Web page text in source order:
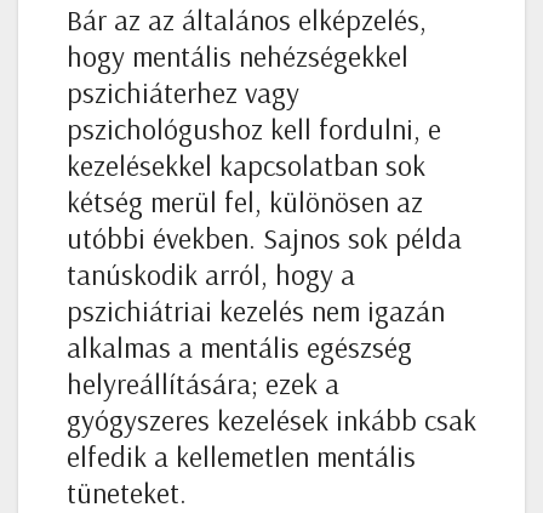
Bár az az általános elképzelés,
hogy mentális nehézségekkel
pszichiáterhez vagy
pszichológushoz kell fordulni, e
kezelésekkel kapcsolatban sok
kétség merül fel, különösen az
utóbbi években. Sajnos sok példa
tanúskodik arról, hogy a
pszichiátriai kezelés nem igazán
alkalmas a mentális egészség
helyreállítására; ezek a
gyógyszeres kezelések inkább csak
elfedik a kellemetlen mentális
tüneteket.